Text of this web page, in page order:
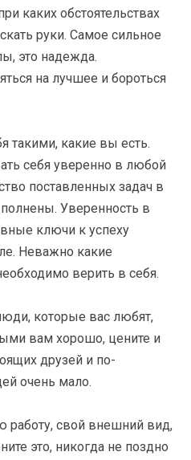
каких обстоятельствах
руки. Самое сильное
это надежда.
на лучшее и бороться
такими, какие вы есть.
себя уверенно в любой
поставленных задач в
Уверенность в
ключи к успеху
Неважно какие
верить в себя.
которые вас любят,
вам хорошо, цените и
друзей и по-
очень мало.
работу, свой внешний вид,
это, никогда не поздно